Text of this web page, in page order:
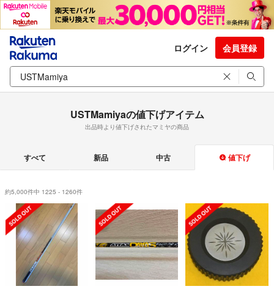
ログイン 会員登録
USTMamiyaの値下げアイテム
出品時より値下げされたマミヤの商品
すべて 新品 中古 値下げ
約5,000件中 1225 - 1260件